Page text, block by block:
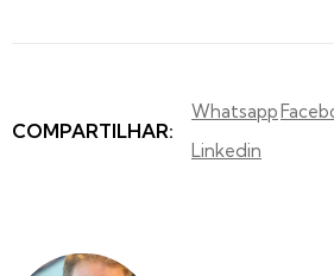
COMPARTILHAR:
Whatsapp
Linkedin